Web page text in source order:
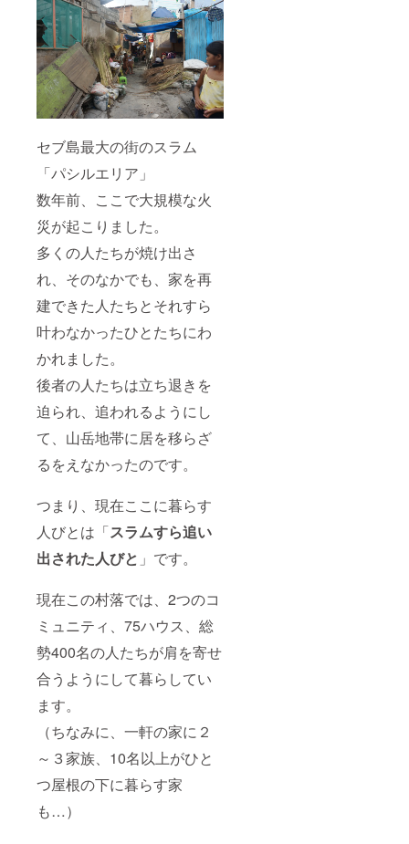
セブ島最大の街のスラム
「パシルエリア」
数年前、ここで大規模な火
災が起こりました。
多くの人たちが焼け出さ
れ、そのなかでも、家を再
建できた人たちとそれすら
叶わなかったひとたちにわ
かれました。
後者の人たちは立ち退きを
迫られ、追われるようにし
て、山岳地帯に居を移らざ
るをえなかったのです。
つまり、現在ここに暮らす
人びとは「スラムすら追い
出された人びと 」です。
現在この村落では、2つのコ
ミュニティ、75ハウス、総
勢400名の人たちが肩を寄せ
合うようにして暮らしてい
ます。
（ちなみに、一軒の家に２
～３家族、10名以上がひと
つ屋根の下に暮らす家
も…）